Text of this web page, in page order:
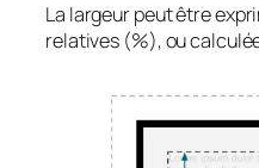
La largeur peut être
relatives (%), ou